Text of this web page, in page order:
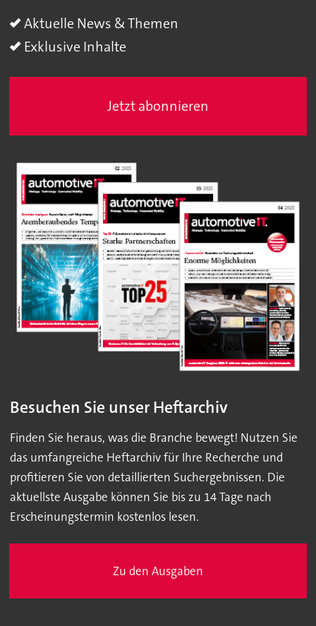
Aktuelle News & Themen
Exklusive Inhalte
Jetzt abonnieren
Besuchen Sie unser Heftarchiv
Finden Sie heraus, was die Branche bewegt! Nutzen Sie
das umfangreiche Heftarchiv für Ihre Recherche und
profitieren Sie von detaillierten Suchergebnissen. Die
aktuellste Ausgabe können Sie bis zu 14 Tage nach
Erscheinungstermin kostenlos lesen.
Zu den Ausgaben